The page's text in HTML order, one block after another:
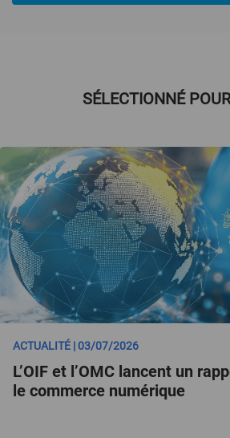
SÉLECTIONNÉ
ACTUALITÉ | 03/07/2026
L’OIF et l’OMC lancent un
le commerce numérique